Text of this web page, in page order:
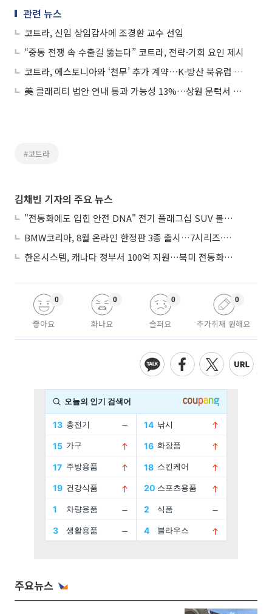
관련 뉴스
코트라, 신임 상임감사에 조경환 교수 선임
“중동 전쟁 속 수출길 뚫는다” 코트라, 전략·기회 요인 제시
코트라, 에스토니아와 ‘천무’ 추가 계약…K-방산 북유럽 공략 속도
美 클래리티 법안 연내 통과 가능성 13%…상원 문턱서 제동
#코트라
김채빈 기자의 주요 뉴스
"전동화에도 입힌 안전 DNA" 전기 플래그십 SUV 볼보 'EX90'
BMW코리아, 8월 온라인 한정판 3종 출시…7시리즈·X7·M340i 투어링
한온시스템, 캐나다 정부서 100억 지원…북미 전동화 시장 가속
좋아요
0
화나요
0
슬퍼요
0
추가취재 원해요
0
주요뉴스